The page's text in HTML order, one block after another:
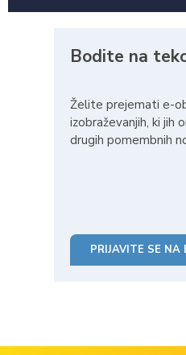
Bodite na
Želite prejemati e-
izobraževanjih, ki jih
drugih pomembnih
PRIJAVITE SE NA